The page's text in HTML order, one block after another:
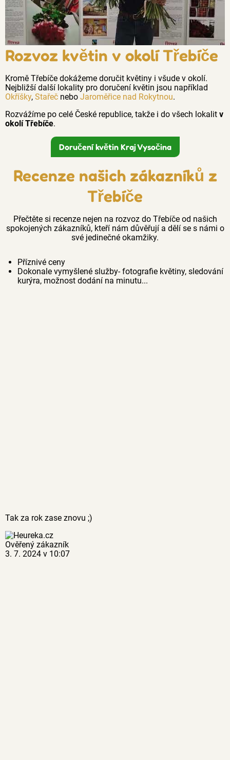
Rozvoz květin v okolí Třebíče
Kromě Třebíče dokážeme doručit květiny i všude v okolí.
Nejbližší další lokality pro doručení květin jsou například
Okříšky, Stařeč nebo Jaroměřice nad Rokytnou.
Rozvážíme po celé České republice, takže i do všech lokalit v
okolí Třebíče.
Doručení květin Kraj Vysočina
Recenze našich zákazníků z
Třebíče
Přečtěte si recenze nejen na rozvoz do Třebíče od našich
spokojených zákazníků, kteří nám důvěřují a dělí se s námi o
své jedinečné okamžiky.
Příznivé ceny
Dokonale vymyšlené služby- fotografie květiny, sledování
kurýra, možnost dodání na minutu...
Tak za rok zase znovu ;)
Ověřený zákazník
3. 7. 2024 v 10:07